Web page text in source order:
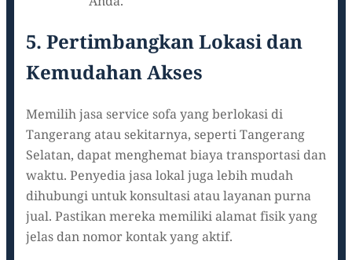
5. Pertimbangkan Lokasi dan
Kemudahan Akses
Memilih jasa service sofa yang berlokasi di
Tangerang atau sekitarnya, seperti Tangerang
Selatan, dapat menghemat biaya transportasi dan
waktu. Penyedia jasa lokal juga lebih mudah
dihubungi untuk konsultasi atau layanan purna
jual. Pastikan mereka memiliki alamat fisik yang
jelas dan nomor kontak yang aktif.